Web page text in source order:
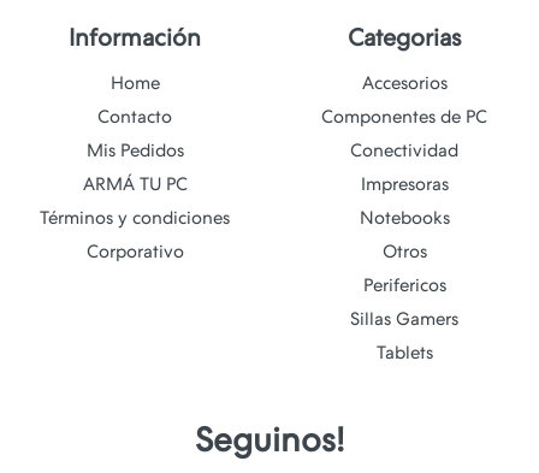
Información
Home
Contacto
Mis Pedidos
ARMÁ TU PC
Términos y condiciones
Corporativo
Categorias
Accesorios
Componentes de PC
Conectividad
Impresoras
Notebooks
Otros
Perifericos
Sillas Gamers
Tablets
Seguinos!